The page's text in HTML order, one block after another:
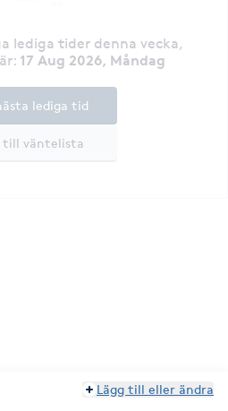
lediga tider denna vecka,
: 17 Aug 2026, Måndag
till väntelista
lediga tid
Lägg till eller ändra